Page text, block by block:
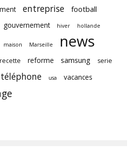
entreprise
football
gouvernement hiver hollande
maison Marseille news
recette reforme samsung serie
téléphone usa
vacances